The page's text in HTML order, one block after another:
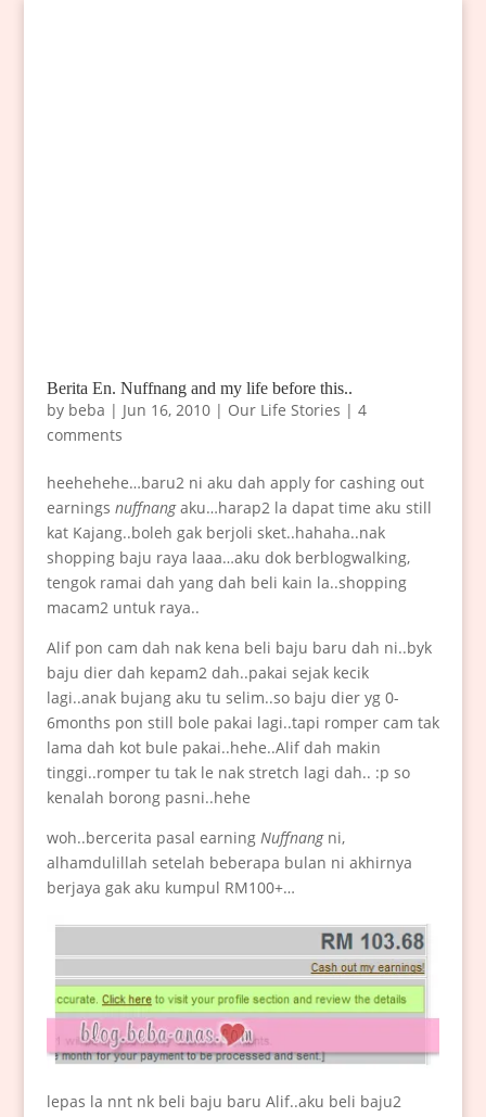
Berita En. Nuffnang and my life before this..
by beba | Jun 16, 2010| Our Life Stories | 4
comments
heehehehe…baru2 ni aku dah apply for cashing out
earnings nuffnangaku…harap2 la dapat time aku still
kat Kajang..boleh gak berjoli sket..hahaha..nak
shopping baju raya laaa…aku dok berblogwalking,
tengok ramai dah yang dah beli kain la..shopping
macam2 untuk raya..
Alif pon cam dah nak kena beli baju baru dah ni..byk
baju dier dah kepam2 dah..pakai sejak kecik
lagi..anak bujang aku tu selim..so baju dier yg 0-
6months pon still bole pakai lagi..tapi romper cam tak
lama dah kot bule pakai..hehe..Alif dah makin
tinggi..romper tu tak le nak stretch lagi dah.. :p so
kenalah borong pasni..hehe
woh..bercerita pasal earning Nuffnang ni,
alhamdulillah setelah beberapa bulan ni akhirnya
berjaya gak aku kumpul RM100+…
lepas la nnt nk beli baju baru Alif..aku beli baju2